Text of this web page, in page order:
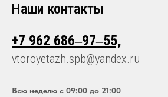
Наши контакты
+7 962 686‒97‒55,
vtoroyetazh.spb@yandex.ru
Всю неделю с 09:00 до 21:00